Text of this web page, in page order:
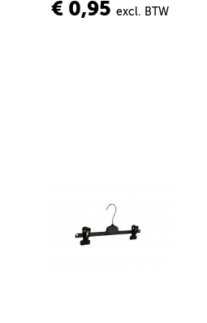
€ 0,95 excl. BTW